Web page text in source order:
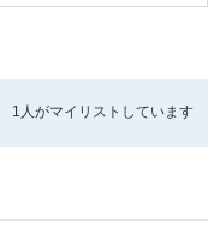
1人がマイリストしています